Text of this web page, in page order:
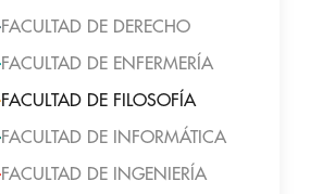
FACULTAD DE DERECHO
FACULTAD DE ENFERMERÍA
FACULTAD DE FILOSOFÍA
FACULTAD DE INFORMÁTICA
FACULTAD DE INGENIERÍA